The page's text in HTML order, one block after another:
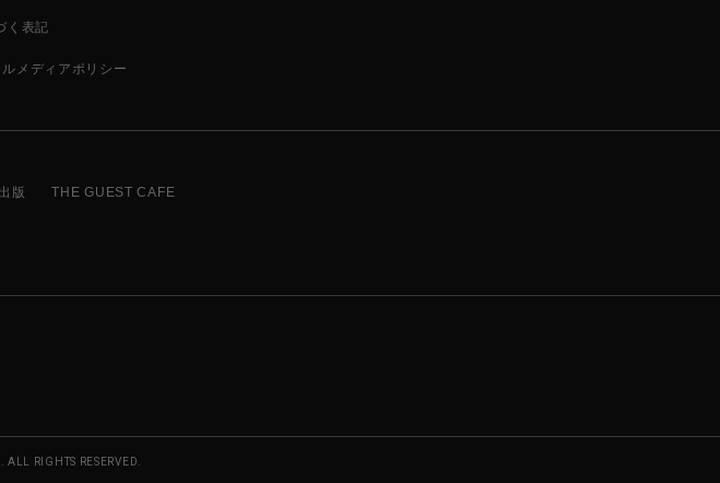
く表記
メディアポリシー
版 THE GUEST CAFE
RIGHTS RESERVED.